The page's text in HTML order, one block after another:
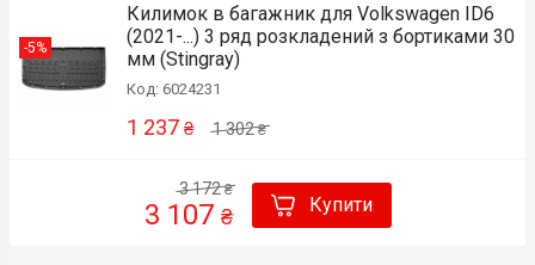
-5%
Килимок в багажник для Volkswagen ID6
(2021-...) 3 ряд розкладений з бортиками 30
мм (Stingray)
Код: 6024231
1 302₴
1 237 ₴
3 172₴
3 107 ₴ Купити